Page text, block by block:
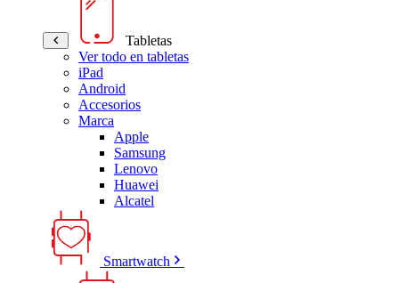
Tabletas
Ver todo en tabletas
iPad
Android
Accesorios
Marca
Apple
Samsung
Lenovo
Huawei
Alcatel
Smartwatch